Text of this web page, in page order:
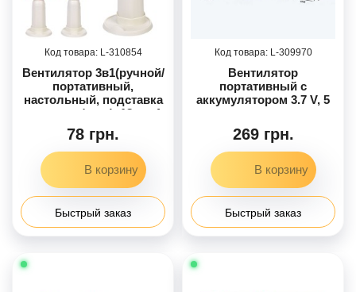
310854
Вентилятор 3в1(ручной/
портативный,
настольный, подставка
для телефона), 18см, 4
цвета, на бат-ц, в кор-ц,
8-17,5-5см /48/
78 грн.
Быстрый заказ
309970
Вентилятор
портативный с
аккумулятором 3.7 V, 5
экран, кабель USB Type-
C, в кор. /100-2/
269 грн.
Быстрый заказ